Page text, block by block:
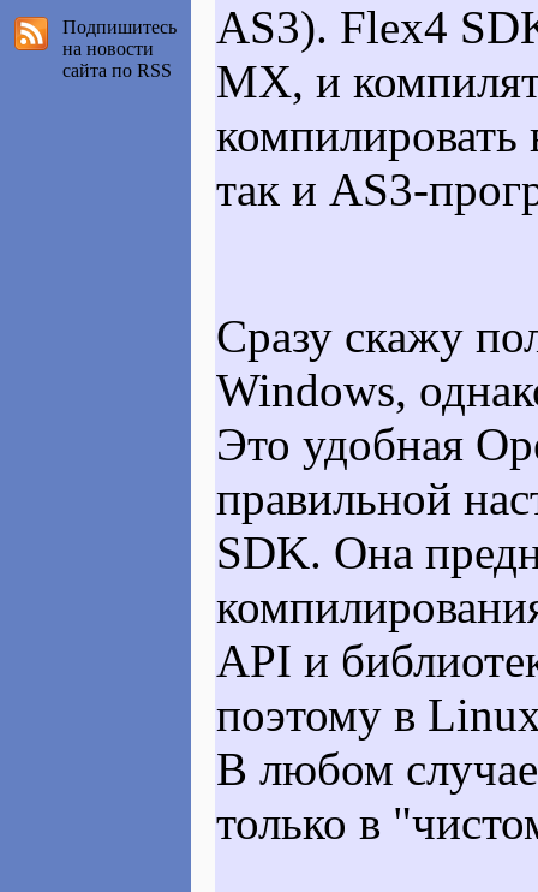
Подпишитесь
на новости
сайта по RSS
AS3). Flex4
MX, и
так и AS3-
Сразу скажу
Windows,
Это удобная
правильной
SDK. Она
API и
поэтому в
В любом
только в